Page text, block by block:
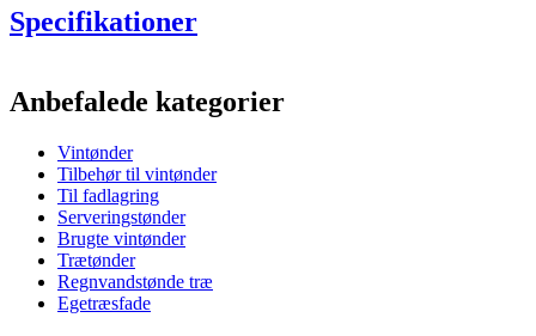
Korkprop medfølger. Vi anbefaler dog en siliconeprop som skal
bestilles seperat.Se tilbehør til tønder / relaterede produkter.
Læs her om klargøring, rengøring, opbevaring etc. af
fadlagringstønder
Specifikationer
ProduktnummerMF228FG27-M
Dimensioner (BxHxD cm)
Vægt (kg)55
Anbefalede kategorier
Vintønder
Tilbehør til vintønder
Til fadlagring
Serveringstønder
Brugte vintønder
Trætønder
Regnvandstønde træ
Egetræsfade